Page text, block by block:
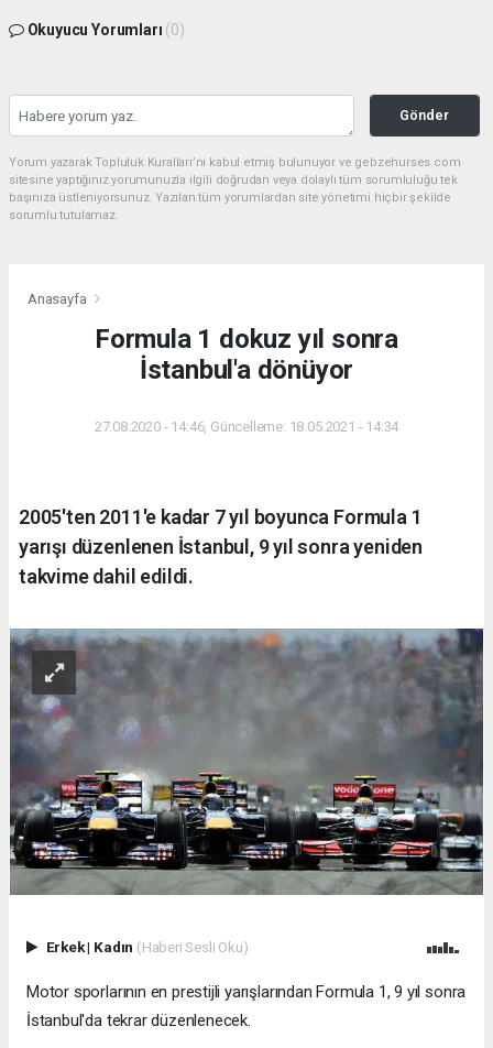
Okuyucu Yorumları (0)
Gönder
Yorum yazarak Topluluk Kuralları’nı kabul etmiş bulunuyor ve gebzehurses.com
sitesine yaptığınız yorumunuzla ilgili doğrudan veya dolaylı tüm sorumluluğu tek
başınıza üstleniyorsunuz. Yazılan tüm yorumlardan site yönetimi hiçbir şekilde
sorumlu tutulamaz.
Anasayfa
Formula 1 dokuz yıl sonra
İstanbul'a dönüyor
27.08.2020 - 14:46, Güncelleme: 18.05.2021 - 14:34
2005'ten 2011'e kadar 7 yıl boyunca Formula 1
yarışı düzenlenen İstanbul, 9 yıl sonra yeniden
takvime dahil edildi.
Erkek| Kadın (Haberi Sesli Oku)
Motor sporlarının en prestijli yarışlarından Formula 1, 9 yıl sonra
İstanbul'da tekrar düzenlenecek.